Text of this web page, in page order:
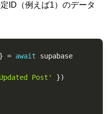
ID（例えば1）のデータ
} = await supabase
Post' })